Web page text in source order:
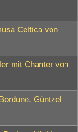
Celtica von
mit Chanter von
Güntzel